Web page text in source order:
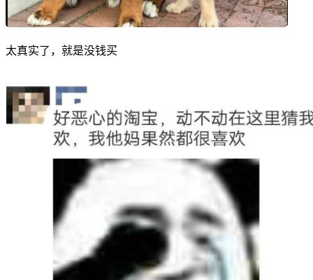
太真实了，就是没钱买